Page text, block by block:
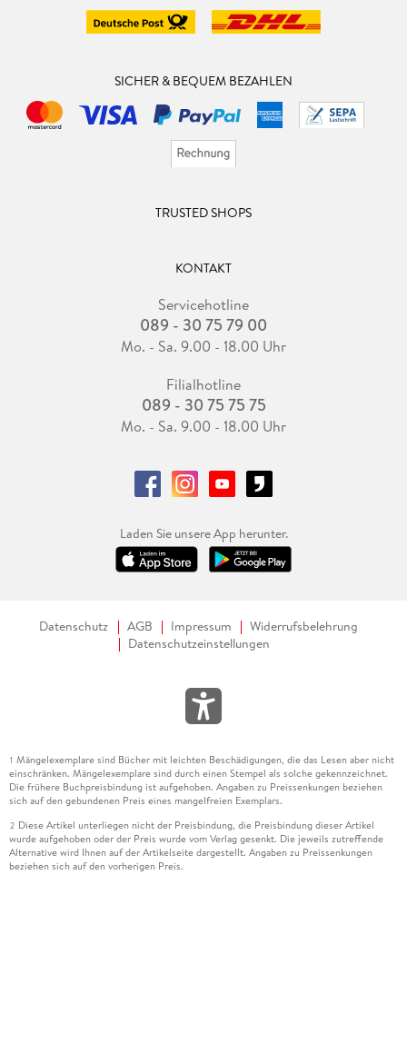
SICHER & BEQUEM BEZAHLEN
TRUSTED SHOPS
KONTAKT
Servicehotline
089 - 30 75 79 00
Mo. - Sa. 9.00 - 18.00 Uhr
Filialhotline
089 - 30 75 75 75
Mo. - Sa. 9.00 - 18.00 Uhr
Laden Sie unsere App herunter.
Datenschutz AGB Impressum
Widerrufsbelehrung
Datenschutzeinstellungen
1 Mängelexemplare sind Bücher mit leichten Beschädigungen, die das Lesen aber nicht
einschränken. Mängelexemplare sind durch einen Stempel als solche gekennzeichnet.
Die frühere Buchpreisbindung ist aufgehoben. Angaben zu Preissenkungen beziehen
sich auf den gebundenen Preis eines mangelfreien Exemplars.
2 Diese Artikel unterliegen nicht der Preisbindung, die Preisbindung dieser Artikel
wurde aufgehoben oder der Preis wurde vom Verlag gesenkt. Die jeweils zutreffende
Alternative wird Ihnen auf der Artikelseite dargestellt. Angaben zu Preissenkungen
beziehen sich auf den vorherigen Preis.